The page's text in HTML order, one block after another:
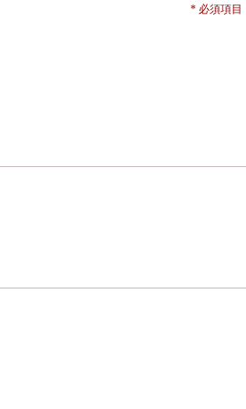
* 必須項目